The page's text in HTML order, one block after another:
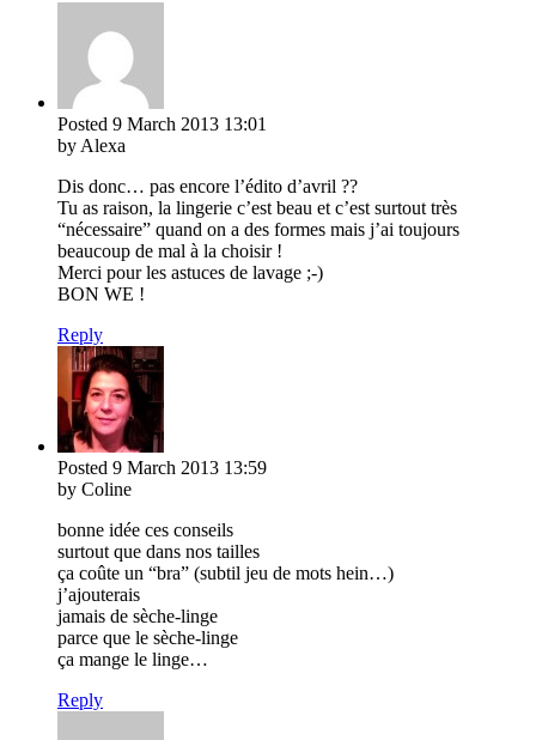
Posted 9 March 2013 13:01
by Alexa
Dis donc… pas encore l’édito d’avril ??
Tu as raison, la lingerie c’est beau et c’est surtout très
“nécessaire” quand on a des formes mais j’ai toujours
beaucoup de mal à la choisir !
Merci pour les astuces de lavage ;-)
BON WE !
Reply
Posted 9 March 2013 13:59
by Coline
bonne idée ces conseils
surtout que dans nos tailles
ça coûte un “bra” (subtil jeu de mots hein…)
j’ajouterais
jamais de sèche-linge
parce que le sèche-linge
ça mange le linge…
Reply